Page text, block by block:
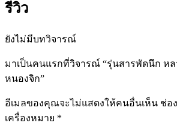
รีวิว
ยังไม่มีบทวิจารณ์
มาเป็นคนแรกที่วิจารณ์ “รุ่นสารพัดนึก ห
หนองจิก”
อีเมลของคุณจะไม่แสดงให้คนอื่นเห็น ช่อ
เครื่องหมาย *